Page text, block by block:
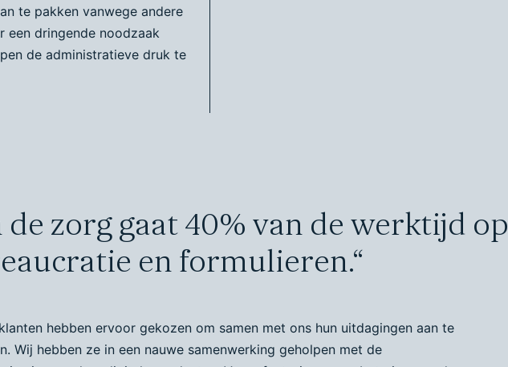
te pakken vanwege andere
een dringende noodzaak
de administratieve druk te
de zorg gaat 40% van de werktijd op
en formulieren.“
hebben ervoor gekozen om samen met ons hun uitdagingen aan te
Wij hebben ze in een nauwe samenwerking geholpen met de